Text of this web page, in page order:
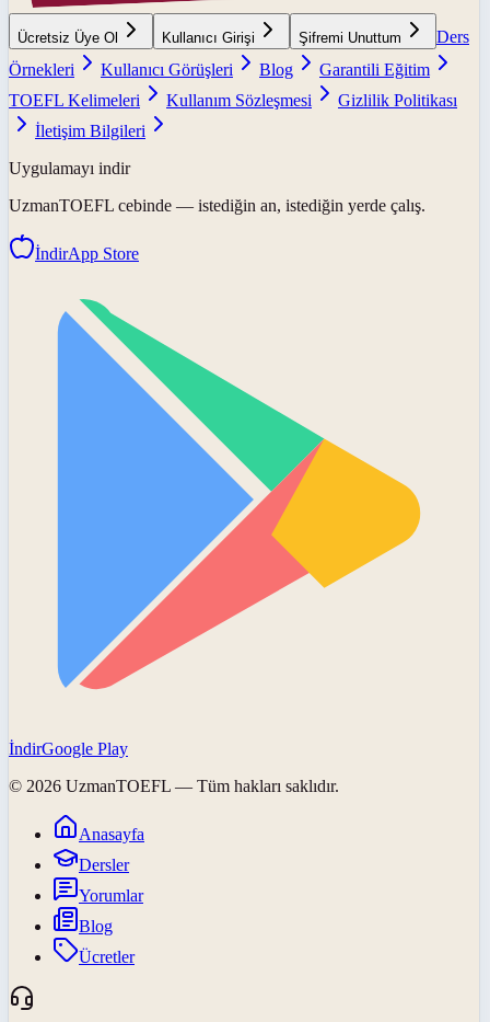
Ücretsiz Üye Ol Kullanıcı Girişi Şifremi Unuttum
Ders
Örnekleri
Kullanıcı Görüşleri Blog
Garantili Eğitim
TOEFL Kelimeleri
Kullanım Sözleşmesi
Gizlilik Politikası
İletişim Bilgileri
Uygulamayı indir
UzmanTOEFL cebinde — istediğin an, istediğin yerde çalış.
İndirApp Store
İndirGoogle Play
© 2026 UzmanTOEFL — Tüm hakları saklıdır.
Anasayfa
Dersler
Yorumlar
Blog
Ücretler